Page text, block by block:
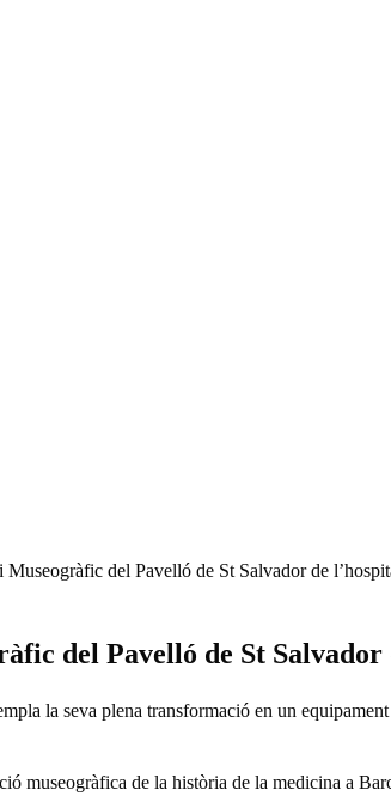
del Pavelló de St Salvador de
del Pavelló de St Salvador
la seva plena transformació en un
museogràfica de la història de la medicina a